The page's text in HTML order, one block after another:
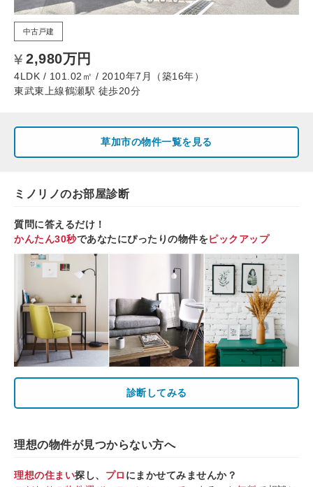
中古戸建
2,980万円
4LDK / 101.02㎡ / 2010年7月（築16年）
東武東上線鶴瀬駅 徒歩20分
草加市の物件一覧を見る
ミノリノのお部屋診断
質問に答えるだけ！
かんたん30秒であなたにぴったりの物件をピックアップ
診断してみる
理想の物件が見つからない方へ
理想の住まい探し、 プロ にまかせてみませんか？